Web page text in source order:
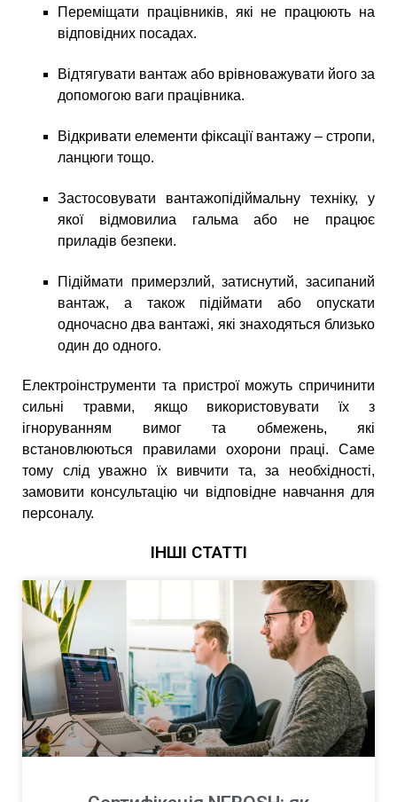
Переміщати працівників, які не працюють на
відповідних посадах.
Відтягувати вантаж або врівноважувати його за
допомогою ваги працівника.
Відкривати елементи фіксації вантажу – стропи,
ланцюги тощо.
Застосовувати вантажопідіймальну техніку, у
якої відмовилиа гальма або не працює
приладів безпеки.
Підіймати примерзлий, затиснутий, засипаний
вантаж, а також підіймати або опускати
одночасно два вантажі, які знаходяться близько
один до одного.
Електроінструменти та пристрої можуть спричинити
сильні травми, якщо використовувати їх з
ігноруванням вимог та обмежень, які
встановлюються правилами охорони праці. Саме
тому слід уважно їх вивчити та, за необхідності,
замовити консультацію чи відповідне навчання для
персоналу.
ІНШІ СТАТТІ